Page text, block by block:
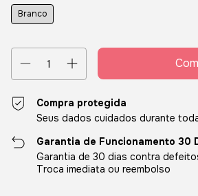
Branco
Compra protegida
Seus dados cuidados durante
Garantia de Funcionamento 30
Garantia de 30 dias contra
Troca imediata ou reembolso